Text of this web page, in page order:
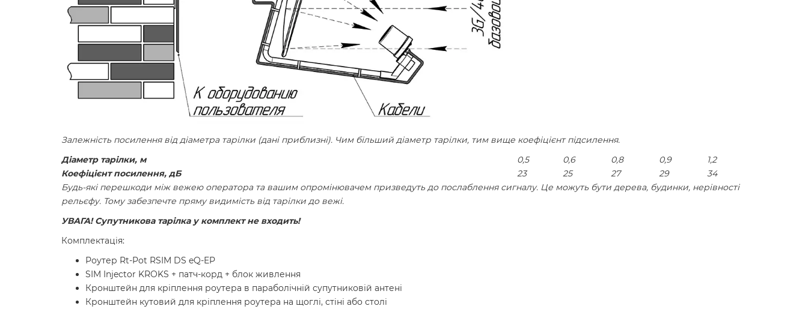
Залежність посилення від діаметра тарілки (дані приблизні). Чим більший діаметр тарілки, тим вище коефіцієнт підсилення.
Діаметр тарілки, м
0,5 0,6 0,8 0,9
1,2
Коефіцієнт посилення, дБ
23 25 27 29
34
Будь-які перешкоди між вежею оператора та вашим опромінювачем призведуть до послаблення сигналу. Це можуть бути дерева, будинки, нерівності
рельєфу. Тому забезпечте пряму видимість від тарілки до вежі.
УВАГА! Супутникова тарілка у комплект не входить!
Комплектація:
Роутер Rt-Pot RSIM DS eQ-EP
SIM Injector KROKS + патч-корд + блок живлення
Кронштейн для кріплення роутера в параболічній супутниковій антені
Кронштейн кутовий для кріплення роутера на щоглі, стіні або столі